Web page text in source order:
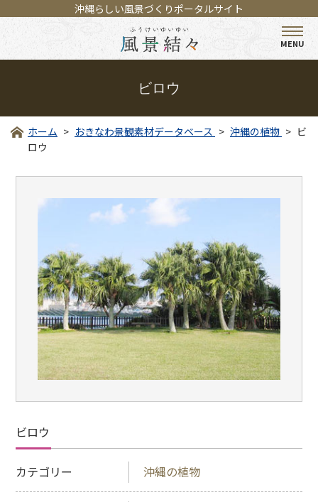
沖縄らしい風景づくりポータルサイト
MENU
ビロウ
ホーム おきなわ景観素材データベース 沖縄の植物
ビ
ロウ
ビロウ
カテゴリー 沖縄の植物